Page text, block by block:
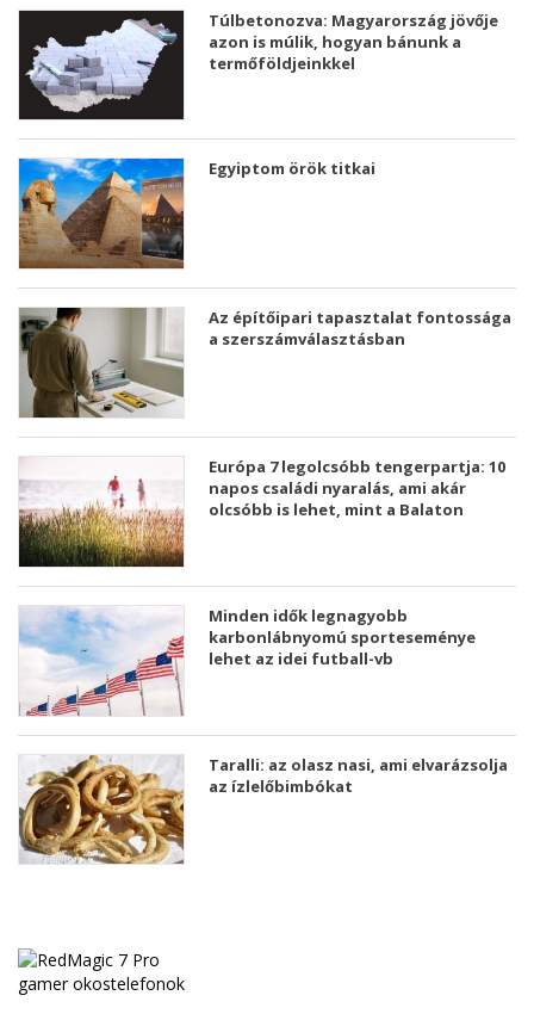
Túlbetonozva: Magyarország jövője
azon is múlik, hogyan bánunk a
termőföldjeinkkel
Egyiptom örök titkai
Az építőipari tapasztalat fontossága
a szerszámválasztásban
Európa 7 legolcsóbb tengerpartja: 10
napos családi nyaralás, ami akár
olcsóbb is lehet, mint a Balaton
Minden idők legnagyobb
karbonlábnyomú sporteseménye
lehet az idei futball-vb
Taralli: az olasz nasi, ami elvarázsolja
az ízlelőbimbókat